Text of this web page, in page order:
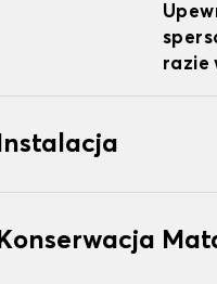
razie
Instalacja
Konserwacja